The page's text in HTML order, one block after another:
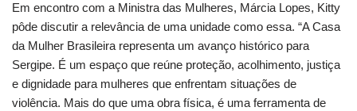
Em encontro com a Ministra das Mulheres, Márcia Lopes, Kitty
pôde discutir a relevância de uma unidade como essa. “A Casa
da Mulher Brasileira representa um avanço histórico para
Sergipe. É um espaço que reúne proteção, acolhimento, justiça
e dignidade para mulheres que enfrentam situações de
violência. Mais do que uma obra física, é uma ferramenta de